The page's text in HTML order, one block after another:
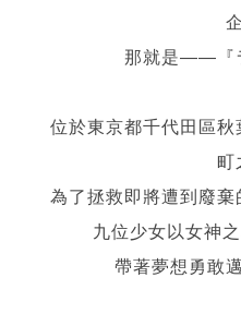
那就是——『
位於東京都千代田區
町
為了拯救即將遭到廢棄
九位少女以女神
帶著夢想勇敢